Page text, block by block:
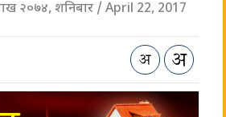
२०७४, शनिबार / April 22, 2017